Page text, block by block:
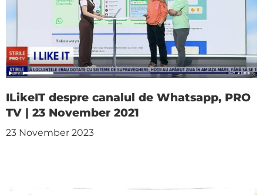
ILikeIT despre canalul de Whatsapp, PRO
TV | 23 November 2021
23 November 2023